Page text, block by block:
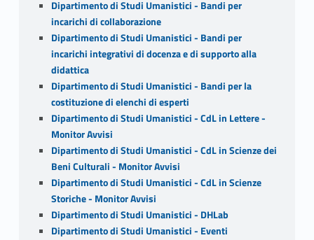
Dipartimento di Studi Umanistici - Bandi per
incarichi di collaborazione
Dipartimento di Studi Umanistici - Bandi per
incarichi integrativi di docenza e di supporto alla
didattica
Dipartimento di Studi Umanistici - Bandi per la
costituzione di elenchi di esperti
Dipartimento di Studi Umanistici - CdL in Lettere -
Monitor Avvisi
Dipartimento di Studi Umanistici - CdL in Scienze dei
Beni Culturali - Monitor Avvisi
Dipartimento di Studi Umanistici - CdL in Scienze
Storiche - Monitor Avvisi
Dipartimento di Studi Umanistici - DHLab
Dipartimento di Studi Umanistici - Eventi